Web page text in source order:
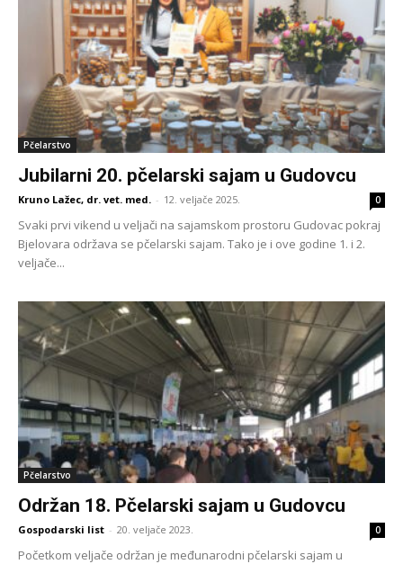
Pčelarstvo
Jubilarni 20. pčelarski sajam u Gudovcu
Kruno Lažec, dr. vet. med. - 12. veljače 2025. 0
Svaki prvi vikend u veljači na sajamskom prostoru Gudovac pokraj
Bjelovara održava se pčelarski sajam. Tako je i ove godine 1. i 2.
veljače...
Pčelarstvo
Održan 18. Pčelarski sajam u Gudovcu
Gospodarski list - 20. veljače 2023. 0
Početkom veljače održan je međunarodni pčelarski sajam u